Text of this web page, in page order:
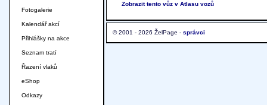
Zobrazit tento vůz v Atlasu vozů
© 2001 - 2026 ŽelPage - správci
Fotogalerie
Kalendář akcí
Přihlášky na akce
Seznam tratí
Řazení vlaků
eShop
Odkazy